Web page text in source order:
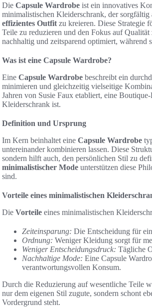
Die Capsule Wardrobe ist ein innovatives
minimalistischen Kleiderschrank, der
effizientes Outfit zu kreieren. Diese Strategie
Teile zu reduzieren und den Fokus auf
nachhaltig und zeitsparend optimiert,
Was ist eine Capsule Wardrobe?
Eine Capsule Wardrobe beschreibt ein
minimieren und gleichzeitig vielseitige
Jahren von Susie Faux etabliert, eine
Kleiderschrank ist.
Definition und Ursprung
Im Kern beinhaltet eine Capsule Wardrobe
untereinander kombinieren lassen. Diese
sondern hilft auch, den persönlichen Stil zu
minimalistischer Mode unterstützen diese
sind.
Vorteile eines minimalistischen
Die Vorteile eines minimalistischen
Zeiteinsparung: Die Entscheidung für
Ordnung: Weniger Kleidung sorgt für
Weniger Entscheidungsdruck: Tägliche
Nachhaltige Mode: Eine Capsule
verantwortungsvollen Konsum.
Durch die Reduzierung auf wesentliche Teile
nur dem eigenen Stil zugute, sondern schont
Vordergrund steht.